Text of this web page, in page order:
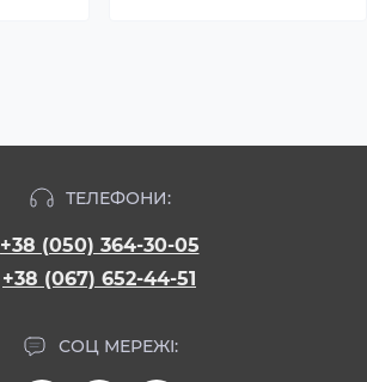
ТЕЛЕФОНИ:
+38 (050) 364-30-05
+38 (067) 652-44-51
СОЦ МЕРЕЖІ: